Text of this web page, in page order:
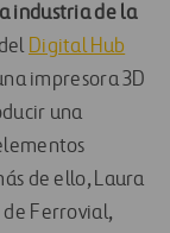
industria de la
Digital Hub
impresora 3D
una
de ello, Laura
Ferrovial,